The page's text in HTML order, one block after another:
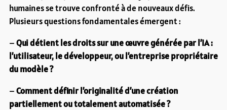
humaines se trouve confronté à de nouveaux défis.
Plusieurs questions fondamentales émergent :
–Qui détient les droits sur une œuvre générée par l’IA :
l’utilisateur, le développeur, ou l’entreprise propriétaire
du modèle ?
–Comment définir l’originalité d’une création
partiellement ou totalement automatisée ?